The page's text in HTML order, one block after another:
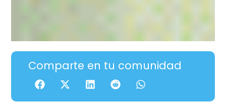
Comparte en tu comunidad